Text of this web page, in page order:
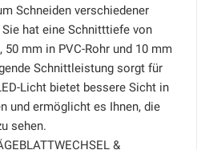
Schneiden verschiedener
hat eine Schnitttiefe von
mm in PVC-Rohr und 10 mm
Schnittleistung sorgt für
Licht bietet bessere Sicht in
und ermöglicht es Ihnen, die
sehen.
&